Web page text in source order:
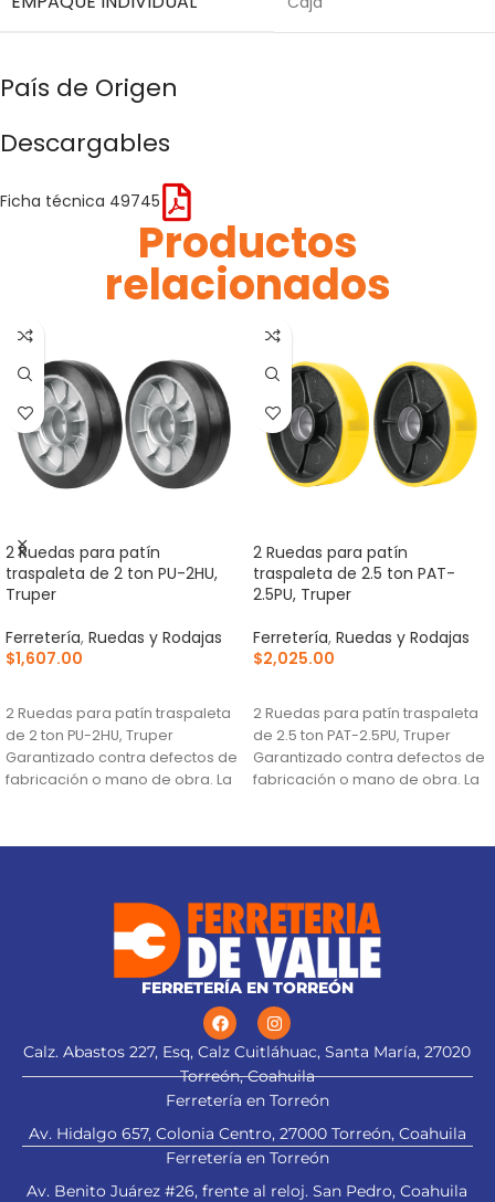
País de Origen
Descargables
Ficha técnica 49745
Productos
relacionados
2 Ruedas para patín
traspaleta de 2 ton PU-2HU,
Truper
Ferretería, Ruedas y Rodajas
$1,607.00
2 Ruedas para patín traspaleta
de 2 ton PU-2HU, Truper
Garantizado contra defectos de
fabricación o mano de obra. La
2 Ruedas para patín
traspaleta de 2.5 ton PAT-
2.5PU, Truper
Ferretería, Ruedas y Rodajas
$2,025.00
2 Ruedas para patín traspaleta
de 2.5 ton PAT-2.5PU, Truper
Garantizado contra defectos de
fabricación o mano de obra. La
FERRETERÍA EN TORREÓN
Calz. Abastos 227, Esq, Calz Cuitláhuac, Santa María, 27020
Torreón, Coahuila
Ferretería en Torreón
Av. Hidalgo 657, Colonia Centro, 27000 Torreón, Coahuila
Ferretería en Torreón
Av. Benito Juárez #26, frente al reloj. San Pedro, Coahuila